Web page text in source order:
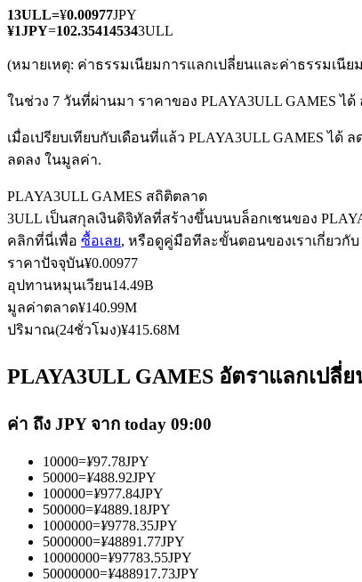
TradFi
อนุพันธ์ของหุ้น ฟอเร็กซ์ โลหะมีค่า และสินค้าโภคภั
ฟิวเจอร์ส USDC
ฟิวเจอร์สที่ใช้ USDC เป็นหลักประกัน
คัดลอกการซื้อขาย
เข้าร่วมกับเทรดเดอร์ชั้นนำ
13ULL=¥0.00977JPY
¥1JPY=102.354145343ULL
(หมายเหตุ: ค่าธรรมเนียมการแลกเปลี่ยนและค่าธรรมเนีย
ในช่วง 7 วันที่ผ่านมา ราคาของ PLAYA3ULL GAMES ได้
เมื่อเปรียบเทียบกับเดือนที่แล้ว PLAYA3ULL GAMES ได้ ล
ลดลง ในมูลค่า.
PLAYA3ULL GAMES สถิติตลาด
3ULL เป็นสกุลเงินดิจิทัลที่สร้างขึ้นบนบล็อกเชนของ
คลิกที่นี่เพื่อ ซื้อเลย, หรือดูคู่มือทีละขั้นตอนของเราเกี่ยวกับ
ราคาปัจจุบัน¥0.00977
อุปทานหมุนเวียน14.49B
มูลค่าตลาด¥140.99M
ปริมาณ(24ชั่วโมง)¥415.68M
PLAYA3ULL GAMES อัตราแลกเปลี่
ค่า ถึง JPY จาก today 09:00
10000=¥97.78JPY
50000=¥488.92JPY
100000=¥977.84JPY
500000=¥4889.18JPY
1000000=¥9778.35JPY
5000000=¥48891.77JPY
10000000=¥97783.55JPY
50000000=¥488917.73JPY